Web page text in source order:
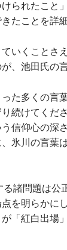
られたこと
たことを詳細
いくことさ
、池田氏の
た多くの言
続けてくだ
信仰心の深
氷川の言葉
諸問題は公
を明らかに
「紅白出場